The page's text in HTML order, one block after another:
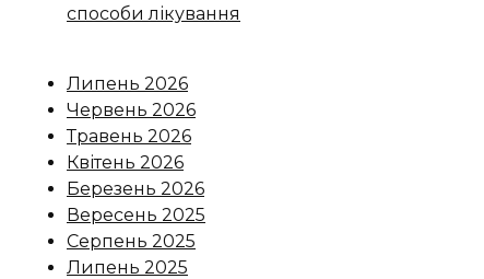
способи лікування
Липень 2026
Червень 2026
Травень 2026
Квітень 2026
Березень 2026
Вересень 2025
Серпень 2025
Липень 2025